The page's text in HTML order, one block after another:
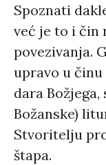
Spoznati
već je to i čin
povezivanja.
upravo u
dara
Božanske)
Stvoritelju
štapa.